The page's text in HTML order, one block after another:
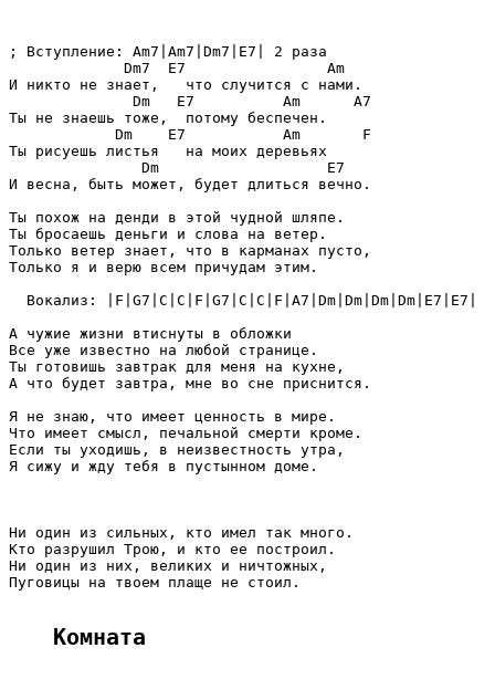
; Вступление: Am7|Am7|Dm7|E7| 2 раза
             Dm7  E7                Am
И никто не знает,   что случится с нами.
              Dm   E7          Am      A7
Ты не знаешь тоже,  потому беспечен.
            Dm    E7           Am       F
Ты рисуешь листья   на моих деревьях
               Dm                   E7
И весна, быть может, будет длиться вечно.
Ты похож на денди в этой чудной шляпе.
Ты бросаешь деньги и слова на ветер.
Только ветер знает, что в карманах пусто,
Только я и верю всем причудам этим.
  Вокализ: |F|G7|C|C|F|G7|C|C|F|A7|Dm|Dm|Dm|Dm|E7|E7|
А чужие жизни втиснуты в обложки
Все уже известно на любой странице.
Ты готовишь завтрак для меня на кухне,
А что будет завтра, мне во сне приснится.
Я не знаю, что имеет ценность в мире.
Что имеет смысл, печальной смерти кроме.
Если ты уходишь, в неизвестность утра,
Я сижу и жду тебя в пустынном доме.
Ни один из сильных, кто имел так много.
Кто разрушил Трою, и кто ее построил.
Ни один из них, великих и ничтожных,
Пуговицы на твоем плаще не стоил.
Комната